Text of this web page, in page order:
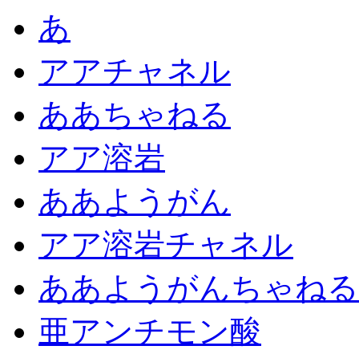
あ
アアチャネル
ああちゃねる
アア溶岩
ああようがん
アア溶岩チャネル
ああようがんちゃねる
亜アンチモン酸